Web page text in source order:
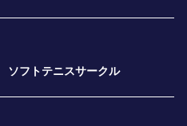
ソフトテニスサークル